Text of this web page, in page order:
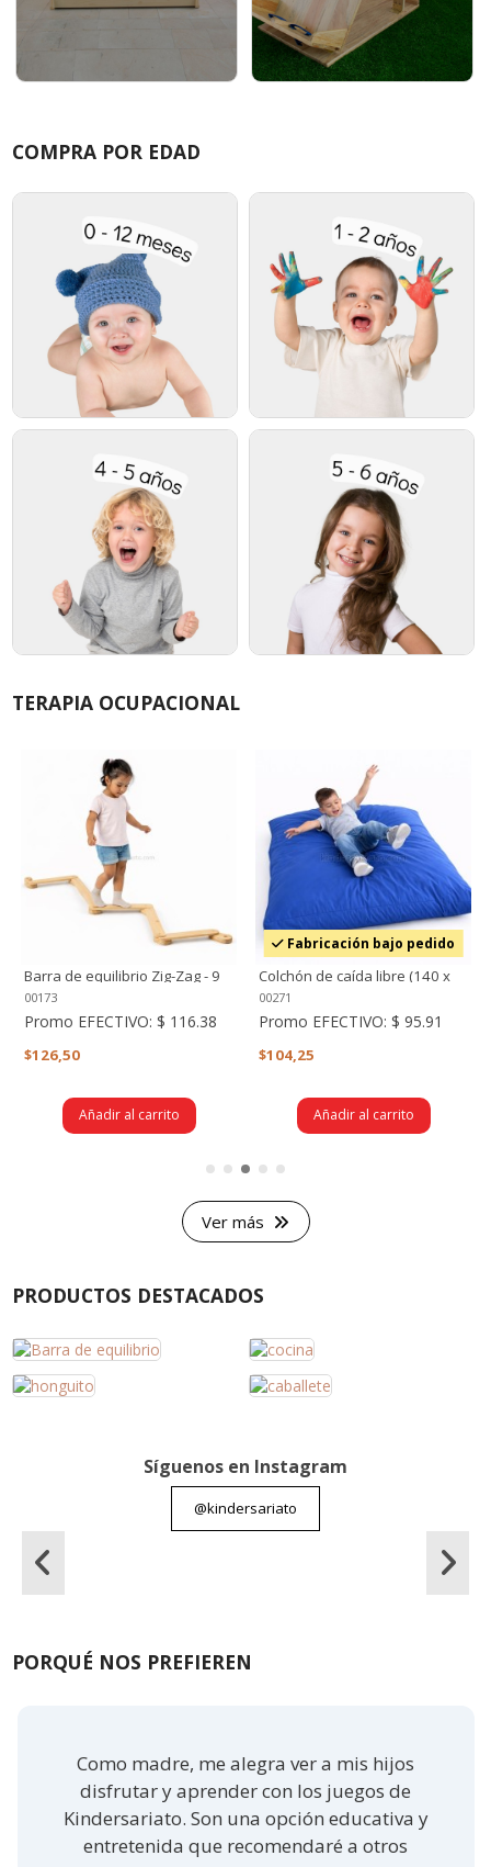
COMPRA POR EDAD
TERAPIA OCUPACIONAL
Barra de equilibrio Zig-Zag - 9
piezas
00173
Promo EFECTIVO: $ 116.38
$126,50
Añadir al carrito
Fabricación bajo pedido
Colchón de caída libre (140 x
140)
00271
Promo EFECTIVO: $ 95.91
$104,25
Añadir al carrito
Ver más
PRODUCTOS DESTACADOS
Síguenos en Instagram
@kindersariato
PORQUÉ NOS PREFIEREN
Como madre, me alegra ver a mis hijos
disfrutar y aprender con los juegos de
Kindersariato. Son una opción educativa y
entretenida que recomendaré a otros